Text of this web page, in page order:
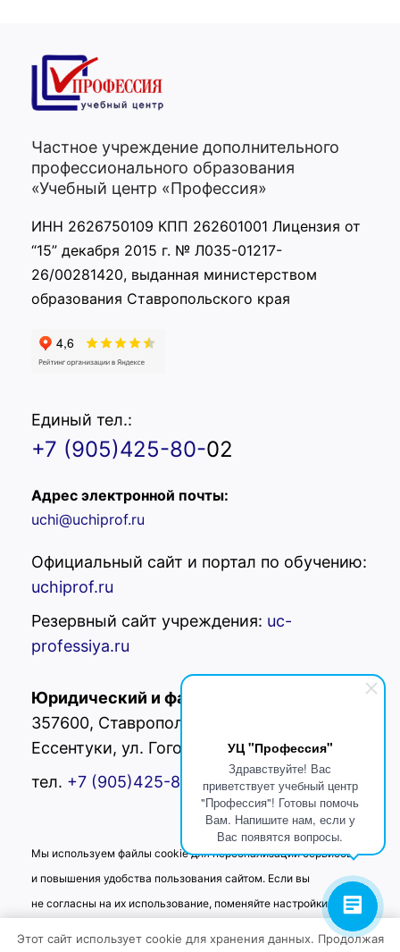
УЦ "Профессия"
Здравствуйте! Вас
приветствует учебный центр
"Профессия"! Готовы помочь
Вам. Напишите нам, если у
Вас появятся вопросы.
Частное учреждение дополнительного
профессионального образования
«Учебный центр «Профессия»
ИНН 2626750109 КПП 262601001 Лицензия от
“15” декабря 2015 г. № Л035-01217-
26/00281420, выданная министерством
образования Ставропольского края
Единый тел.:
+7 (905)425-80-02
Адрес электронной почты:
uchi@uchiprof.ru
Официальный сайт и портал по обучению:
uchiprof.ru
Резервный сайт учреждения: uc-
professiya.ru
Юридический и фактический адрес:
357600, Ставропольский край, г.
Ессентуки, ул. Гоголя 42
тел. +7 (905)425-80- 02
Мы используем файлы cookie для персонализации сервисов
и повышения удобства пользования сайтом. Если вы
не согласны на их использование, поменяйте настройки
Этот сайт использует cookie для хранения данных. Продолжая